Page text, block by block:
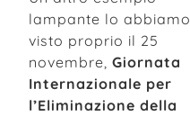
lampante lo abbiamo
visto proprio il 25
novembre, Giornata
Internazionale per
l’Eliminazione della